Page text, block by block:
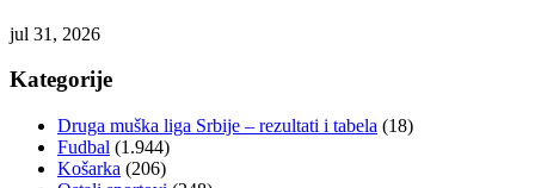
jul 31, 2026
Kategorije
Druga muška liga Srbije – rezultati i tabela (18)
Fudbal (1.944)
Košarka (206)